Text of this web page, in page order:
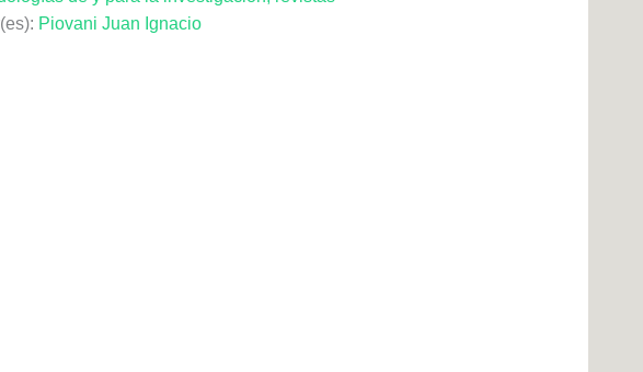
Piovani Juan Ignacio